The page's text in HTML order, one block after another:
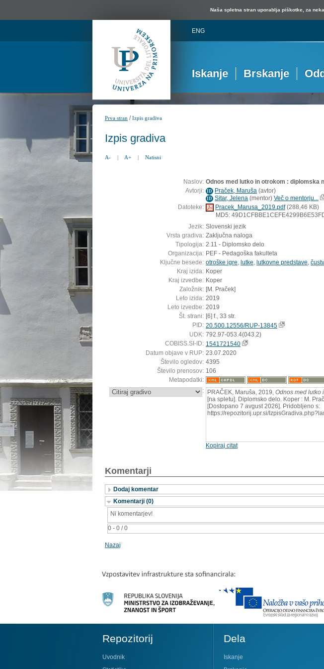
Naša spletna stran uporablja piškotke, za
ENG
Iskanje Brskanje
Prva stran /Izpis gradiva
Izpis gradiva
A- | A+ | Natisni
Naslov: Odnos med lutko in otrokom : diplomska
Avtorji: ID Praček, Maruša (avtor)
ID Sitar, Jelena (mentor) Več o mentorju...
Datoteke:
Pracek_Marusa_2019.pdf(288,46 KB)
MD5:
Jezik: Slovenski jezik
Vrsta gradiva: Zaključna naloga
Tipologija: 2.11 - Diplomsko delo
Organizacija: PEF - Pedagoška fakulteta
Ključne besede: otroške igre lutke lutkovne predstave
Kraj izida: Koper
Kraj izvedbe: Koper
Založnik: [M. Praček]
Leto izida: 2019
Leto izvedbe: 2019
Št. strani: [6] f., 33 str.
PID: 20.500.12556/RUP-13845
UDK: 792.97-053.4(043.2)
COBISS.SI-ID: 1541721540
Datum objave v RUP: 23.07.2020
Število ogledov: 4395
Število prenosov: 106
Metapodatki:
: PRAČEK, Maruša, 2019, Odnos med lutko
[na spletu]. Diplomsko delo. Koper : M.
[Dostopano 7 avgust 2026]. Pridobljeno s:
https://repozitorij.upr.si/
Kopiraj citat
Komentarji
Dodaj komentar
Komentarji (0)
0 - 0 / 0
Ni komentarjev!
Nazaj
Repozitorij
Uvodnik
Dela
Iskanje